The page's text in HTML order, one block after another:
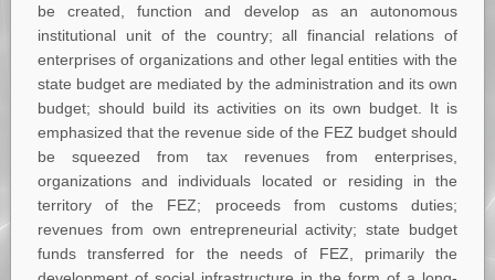
be created, function and develop as an autonomous
institutional unit of the country; all financial relations of
enterprises of organizations and other legal entities with the
state budget are mediated by the administration and its own
budget; should build its activities on its own budget. It is
emphasized that the revenue side of the FEZ budget should
be squeezed from tax revenues from enterprises,
organizations and individuals located or residing in the
territory of the FEZ; proceeds from customs duties;
revenues from own entrepreneurial activity; state budget
funds transferred for the needs of FEZ, primarily the